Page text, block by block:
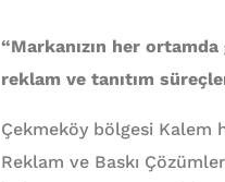
“Markanızın her
reklam ve tanıtım
Çekmeköy bölgesi Kalem
Reklam ve Baskı